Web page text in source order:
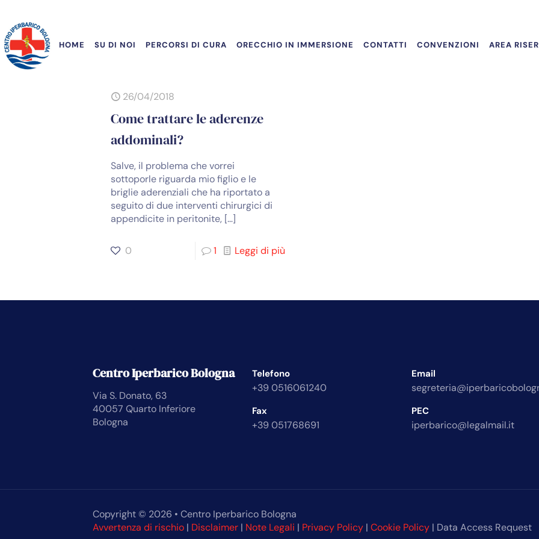
HOME SU DI NOI PERCORSI DI CURA ORECCHIO IN IMMERSIONE CONTATTI CONVENZIONI AREA
26/04/2018
Come trattare le aderenze
addominali?
Salve, il problema che vorrei
sottoporle riguarda mio figlio e le
briglie aderenziali che ha riportato a
seguito di due interventi chirurgici di
appendicite in peritonite, […]
0 1 Leggi di più
Centro Iperbarico Bologna
Via S. Donato, 63
40057 Quarto Inferiore
Bologna
Telefono
+39 0516061240
Fax
+39 051768691
Email
PEC
iperbarico@legalmail.it
Copyright © 2026 • Centro Iperbarico Bologna
Avvertenza di rischio | Disclaimer | Note Legali | Privacy Policy | Cookie Policy | Data Access Request